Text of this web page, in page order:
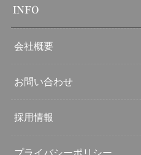
INFO
会社概要
お問い合わせ
採用情報
プライバシーポリシー